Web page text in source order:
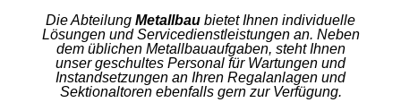
Die Abteilung Metallbau bietet Ihnen individuelle
Lösungen und Servicedienstleistungen an. Neben
dem üblichen Metallbauaufgaben, steht Ihnen
unser geschultes Personal für Wartungen und
Instandsetzungen an Ihren Regalanlagen und
Sektionaltoren ebenfalls gern zur Verfügung.